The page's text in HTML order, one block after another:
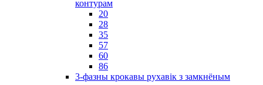
контурам
20
28
35
57
60
86
3-фазны крокавы рухавік з замкнёным